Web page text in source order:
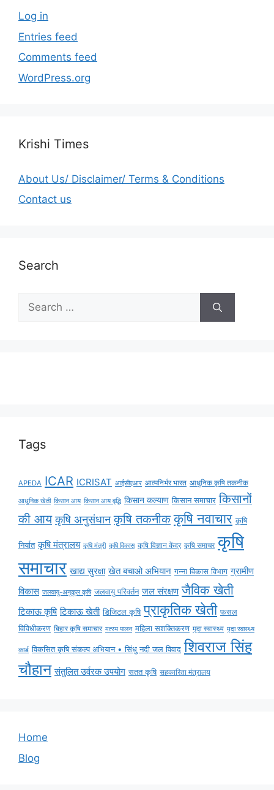
Log in
Entries feed
Comments feed
WordPress.org
Krishi Times
About Us/ Disclaimer/ Terms & Conditions
Contact us
Search
Tags
APEDA ICAR ICRISAT आईसीएआर आत्मनिर्भर भारत आधुनिक कृषि तकनीक
आधुनिक खेती किसान आय किसान आय वृद्धि किसान कल्याण किसान समाचार किसानों
की आय कृषि अनुसंधान कृषि तकनीक कृषि नवाचार कृषि
निर्यात कृषि मंत्रालय कृषि मंत्री कृषि विकास कृषि विज्ञान केंद्र कृषि समाचर कृषि
समाचार खाद्य सुरक्षा खेत बचाओ अभियान गन्ना विकास विभाग ग्रामीण
विकास जलवायु-अनुकूल कृषि जलवायु परिवर्तन जल संरक्षण जैविक खेती
टिकाऊ कृषि टिकाऊ खेती डिजिटल कृषि प्राकृतिक खेती फसल
विविधीकरण बिहार कृषि समाचार मत्स्य पालन महिला सशक्तिकरण मृदा स्वास्थ्य मृदा स्वास्थ्य
कार्ड विकसित कृषि संकल्प अभियान • सिंधु नदी जल विवाद शिवराज सिंह
चौहान संतुलित उर्वरक उपयोग सतत कृषि सहकारिता मंत्रालय
Home
Blog